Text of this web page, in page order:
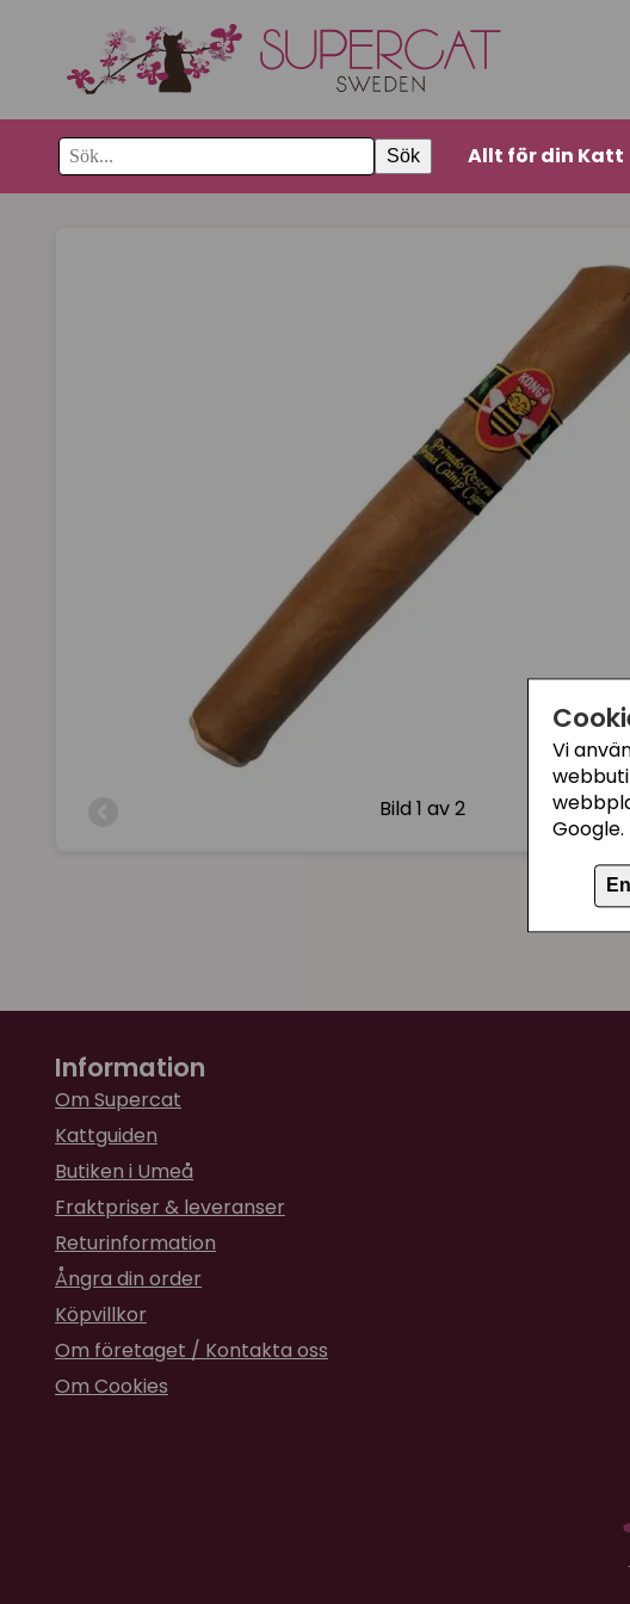
Vi
Google.
Sök Allt för din Katt
Bild1 av 2
Information
Om Supercat
Kattguiden
Butiken i Umeå
Fraktpriser & leveranser
Returinformation
Ångra din order
Köpvillkor
Om företaget / Kontakta oss
Om Cookies